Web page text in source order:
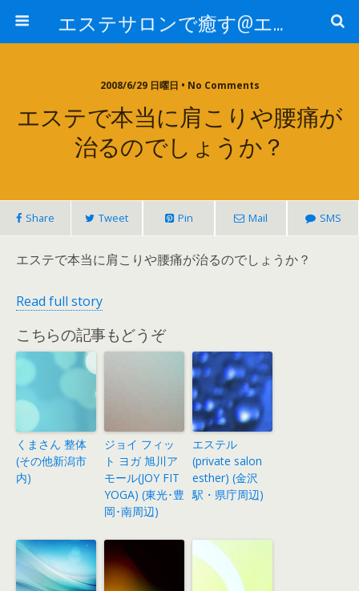
エステサロンで癒す@エステ～全国エステ情報
2008/6/29 日曜日 • No Comments
エステで本当に肩こりや腰痛が
治るのでしょうか？
Share Tweet Pin Mail SMS
エステで本当に肩こりや腰痛が治るのでしょうか？
Read full story
こちらの記事もどうぞ
くまさん 整体
(その他新潟市
内)
ジョイ フィッ
ト ヨガ 旭川ア
モール(JOY FIT
YOGA) (東光･豊
岡･南周辺)
エステル
(private salon
esther) (金沢
駅・県庁周辺)